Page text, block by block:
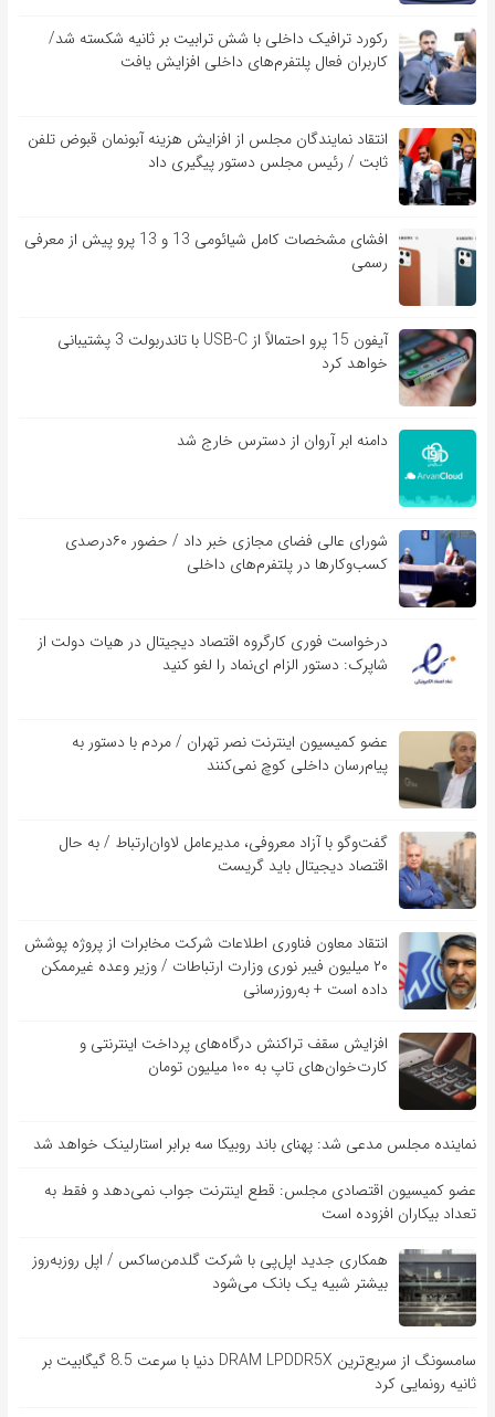
رکورد ترافیک داخلی با شش ترابیت بر ثانیه شکسته شد/
کاربران فعال پلتفرم‌های داخلی افزایش یافت
انتقاد نمایندگان مجلس از افزایش هزینه آبونمان قبوض تلفن
ثابت / رئیس مجلس دستور پیگیری داد
افشای مشخصات کامل شیائومی 13 و 13 پرو پیش از معرفی
رسمی
آیفون 15 پرو احتمالاً از USB-C با تاندربولت 3 پشتیبانی
خواهد کرد
دامنه ابر آروان از دسترس خارج شد
شورای عالی فضای مجازی خبر داد / حضور ۶۰درصدی
کسب‌و‌کارها در پلتفرم‌های داخلی
درخواست فوری کارگروه اقتصاد دیجیتال در هیات دولت از
شاپرک: دستور الزام ای‌نماد را لغو کنید
عضو کمیسیون اینترنت نصر تهران / مردم با دستور به
پیام‌رسان داخلی کوچ نمی‌کنند
گفت‌و‌گو با آزاد معروفی، مدیرعامل لاوان‌ارتباط / به حال
اقتصاد دیجیتال باید گریست
انتقاد معاون فناوری اطلاعات شرکت مخابرات از پروژه پوشش
۲۰ میلیون فیبر نوری وزارت ارتباطات / وزیر وعده غیرممکن
داده است + به‌روزرسانی
افزایش سقف تراکنش درگاه‌های پرداخت اینترنتی و
کارت‌خوان‌های تاپ به ۱۰۰ میلیون تومان
نماینده مجلس مدعی شد: پهنای باند روبیکا سه برابر استارلینک خواهد شد
عضو کمیسیون اقتصادی مجلس: قطع اینترنت جواب نمی‌دهد و فقط به
تعداد بیکاران افزوده است
همکاری جدید اپل‌پی با شرکت گلدمن‌ساکس / اپل روزبه‌روز
بیشتر شبیه یک بانک می‌شود
سامسونگ از سریع‌ترین DRAM LPDDR5X دنیا با سرعت 8.5 گیگابیت بر
ثانیه رونمایی کرد